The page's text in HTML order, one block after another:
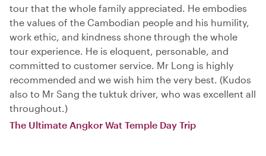
tour that the whole family appreciated. He embodies
the values of the Cambodian people and his humility,
work ethic, and kindness shone through the whole
tour experience. He is eloquent, personable, and
committed to customer service. Mr Long is highly
recommended and we wish him the very best. (Kudos
also to Mr Sang the tuktuk driver, who was excellent all
throughout.)
The Ultimate Angkor Wat Temple Day Trip